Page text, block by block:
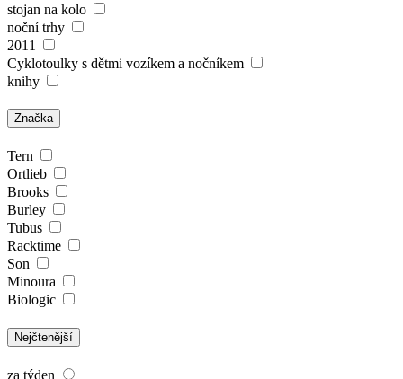
stojan na kolo
noční trhy
2011
Cyklotoulky s dětmi vozíkem a nočníkem
knihy
Značka
Tern
Ortlieb
Brooks
Burley
Tubus
Racktime
Son
Minoura
Biologic
Nejčtenější
za týden